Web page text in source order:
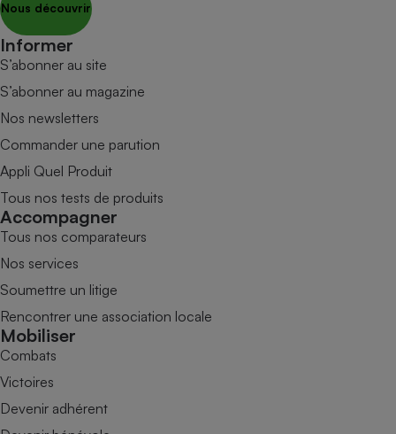
Nous découvrir
Informer
S’abonner au site
S’abonner au magazine
Nos newsletters
Commander une parution
Appli Quel Produit
Tous nos tests de produits
Accompagner
Tous nos comparateurs
Nos services
Soumettre un litige
Rencontrer une association locale
Mobiliser
Combats
Victoires
Devenir adhérent